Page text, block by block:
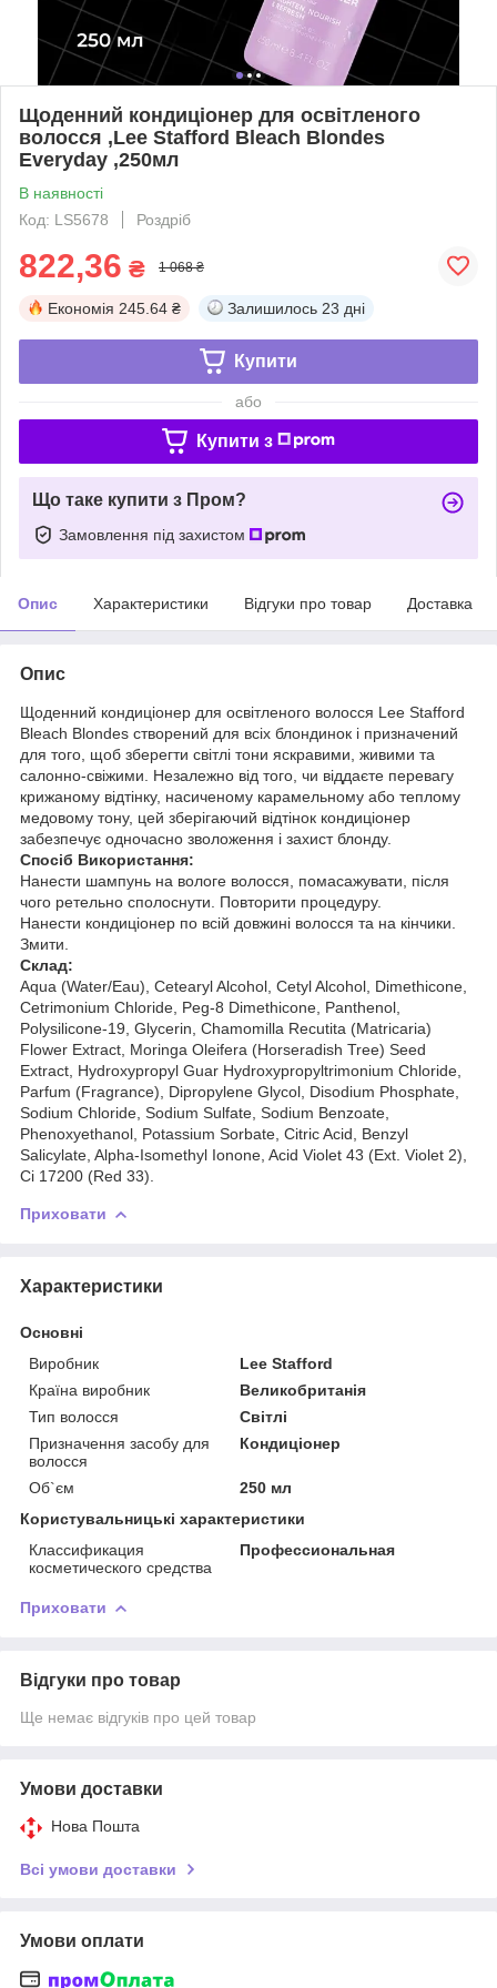
Щоденний кондиціонер для освітленого
волосся ,Lee Stafford Bleach Blondes
Everyday ,250мл
В наявності
Код: LS5678
Роздріб
822,36 ₴ 1 068 ₴
Економія 245.64 ₴ Залишилось 23 дні
Купити
або
Купити з
Що таке купити з Пром?
Замовлення під захистом
Опис Характеристики Відгуки про товар Доставка
Опис
Щоденний кондиціонер для освітленого волосся Lee Stafford
Bleach Blondes створений для всіх блондинок і призначений
для того, щоб зберегти світлі тони яскравими, живими та
салонно-свіжими. Незалежно від того, чи віддаєте перевагу
крижаному відтінку, насиченому карамельному або теплому
медовому тону, цей зберігаючий відтінок кондиціонер
забезпечує одночасно зволоження і захист блонду.
Спосіб Використання:
Нанести шампунь на вологе волосся, помасажувати, після
чого ретельно сполоснути. Повторити процедуру.
Нанести кондиціонер по всій довжині волосся та на кінчики.
Змити.
Склад:
Aqua (Water/Eau), Cetearyl Alcohol, Cetyl Alcohol, Dimethicone,
Cetrimonium Chloride, Peg-8 Dimethicone, Panthenol,
Polysilicone-19, Glycerin, Chamomilla Recutita (Matricaria)
Flower Extract, Moringa Oleifera (Horseradish Tree) Seed
Extract, Hydroxypropyl Guar Hydroxypropyltrimonium Chloride,
Parfum (Fragrance), Dipropylene Glycol, Disodium Phosphate,
Sodium Chloride, Sodium Sulfate, Sodium Benzoate,
Phenoxyethanol, Potassium Sorbate, Citric Acid, Benzyl
Salicylate, Alpha-Isomethyl Ionone, Acid Violet 43 (Ext. Violet 2),
Ci 17200 (Red 33).
Приховати
Характеристики
Основні
Виробник
Lee Stafford
Країна виробник
Великобританія
Тип волосся
Світлі
Призначення засобу для
волосся
Кондиціонер
Об`єм
250 мл
Користувальницькі характеристики
Классификация
косметического средства
Профессиональная
Приховати
Відгуки про товар
Ще немає відгуків про цей товар
Умови доставки
Нова Пошта
Всі умови доставки
Умови оплати